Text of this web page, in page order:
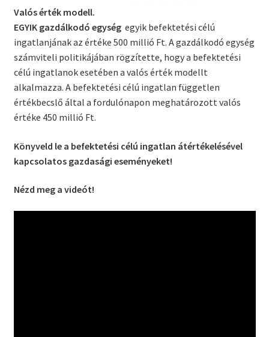
Valós érték modell.
EGYIK gazdálkodó egység egyik befektetési célú
ingatlanjának az értéke 500 millió Ft. A gazdálkodó egység
számviteli politikájában rögzítette, hogy a befektetési
célú ingatlanok esetében a valós érték modellt
alkalmazza. A befektetési célú ingatlan független
értékbecslő által a fordulónapon meghatározott valós
értéke 450 millió Ft.
Könyveld le a befektetési célú ingatlan átértékelésével
kapcsolatos gazdasági eseményeket!
Nézd meg a videót!